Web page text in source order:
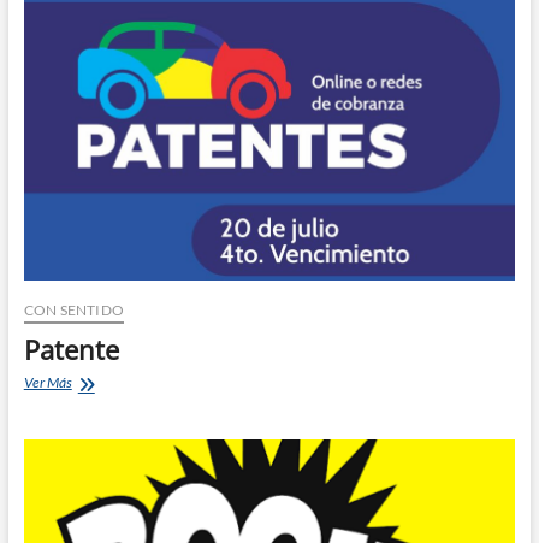
CON SENTIDO
Patente
Ver MásPatente